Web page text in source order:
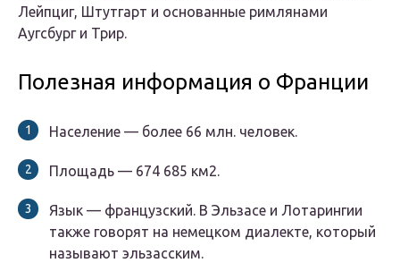
Лейпциг, Штутгарт и основанные римлянами
Аугсбург и Трир.
Полезная информация о Франции
Население — более 66 млн. человек.
Площадь — 674 685 км2.
Язык — французский. В Эльзасе и Лотарингии
также говорят на немецком диалекте, который
называют эльзасским.